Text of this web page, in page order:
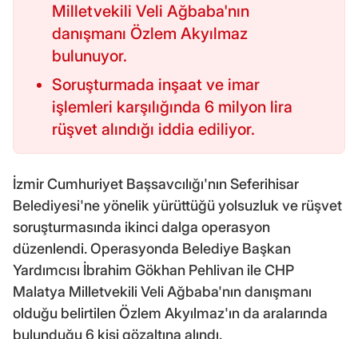
Milletvekili Veli Ağbaba'nın
danışmanı Özlem Akyılmaz
bulunuyor.
Soruşturmada inşaat ve imar
işlemleri karşılığında 6 milyon lira
rüşvet alındığı iddia ediliyor.
İzmir Cumhuriyet Başsavcılığı'nın Seferihisar
Belediyesi'ne yönelik yürüttüğü yolsuzluk ve rüşvet
soruşturmasında ikinci dalga operasyon
düzenlendi. Operasyonda Belediye Başkan
Yardımcısı İbrahim Gökhan Pehlivan ile CHP
Malatya Milletvekili Veli Ağbaba'nın danışmanı
olduğu belirtilen Özlem Akyılmaz'ın da aralarında
bulunduğu 6 kişi gözaltına alındı.